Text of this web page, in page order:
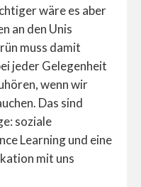
wäre es aber
an den Unis
muss damit
jeder Gelegenheit
wenn wir
Das sind
soziale
Learning und eine
mit uns